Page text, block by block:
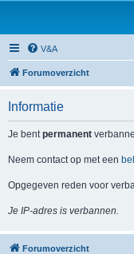
V&A
Forumoverzicht
Informatie
Je bentpermanent
Neem contact op met een
Opgegeven reden voor
Je IP-adres is verbannen.
Forumoverzicht